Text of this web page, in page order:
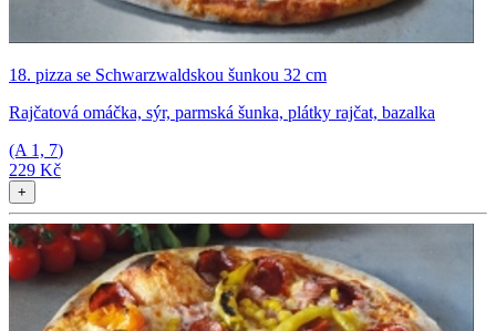
18. pizza se Schwarzwaldskou šunkou 32 cm
Rajčatová omáčka, sýr, parmská šunka, plátky rajčat, bazalka
(A 1, 7)
229 Kč
+